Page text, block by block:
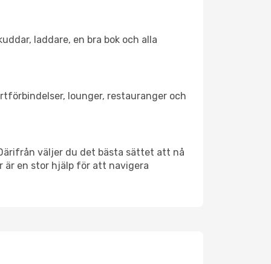
laddare, en bra bok och alla
lounger, restauranger och
väljer du det bästa sättet att nå
är en stor hjälp för att navigera